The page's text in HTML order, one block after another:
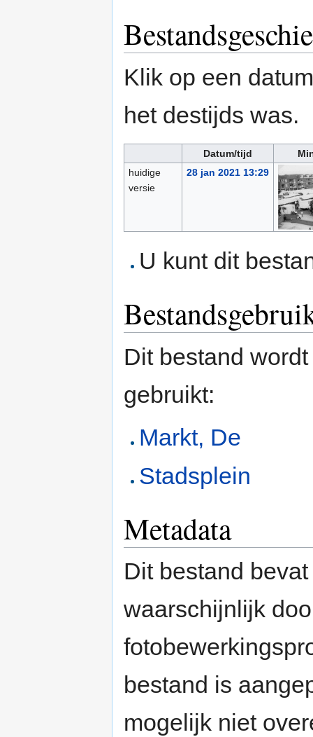
Klik op een
het destijds was.
Datum/tijd
huidige
versie
28 jan 2021 13:29
U kunt dit
Dit bestand
gebruikt:
Markt, De
Stadsplein
Metadata
Dit bestand
waarschijnlijk
bestand is
mogelijk niet